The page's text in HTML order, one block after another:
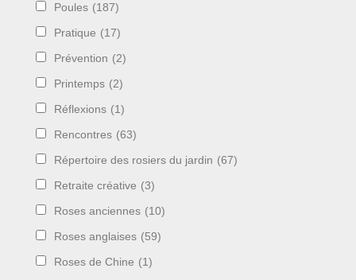
Poules (187)
Pratique (17)
Prévention (2)
Printemps (2)
Réflexions (1)
Rencontres (63)
Répertoire des rosiers du jardin (67)
Retraite créative (3)
Roses anciennes (10)
Roses anglaises (59)
Roses de Chine (1)